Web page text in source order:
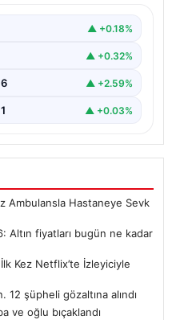
▲ +0.18%
▲ +0.32%
▲ +2.59%
▲ +0.03%
Ambulansla Hastaneye Sevk
Altın fiyatları bugün ne kadar
Kez Netflix’te İzleyiciyle
12 şüpheli gözaltına alındı
ve oğlu bıçaklandı